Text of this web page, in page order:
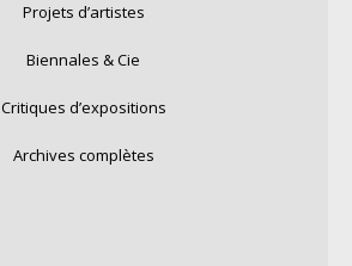
Projets d’artistes
Biennales & Cie
Critiques d’expositions
Archives complètes